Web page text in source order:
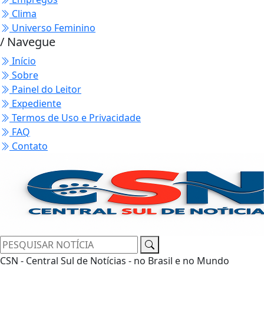
Clima
Universo Feminino
/ Navegue
Início
Sobre
Painel do Leitor
Expediente
Termos de Uso e Privacidade
FAQ
Contato
CSN - Central Sul de Notícias - no Brasil e no Mundo